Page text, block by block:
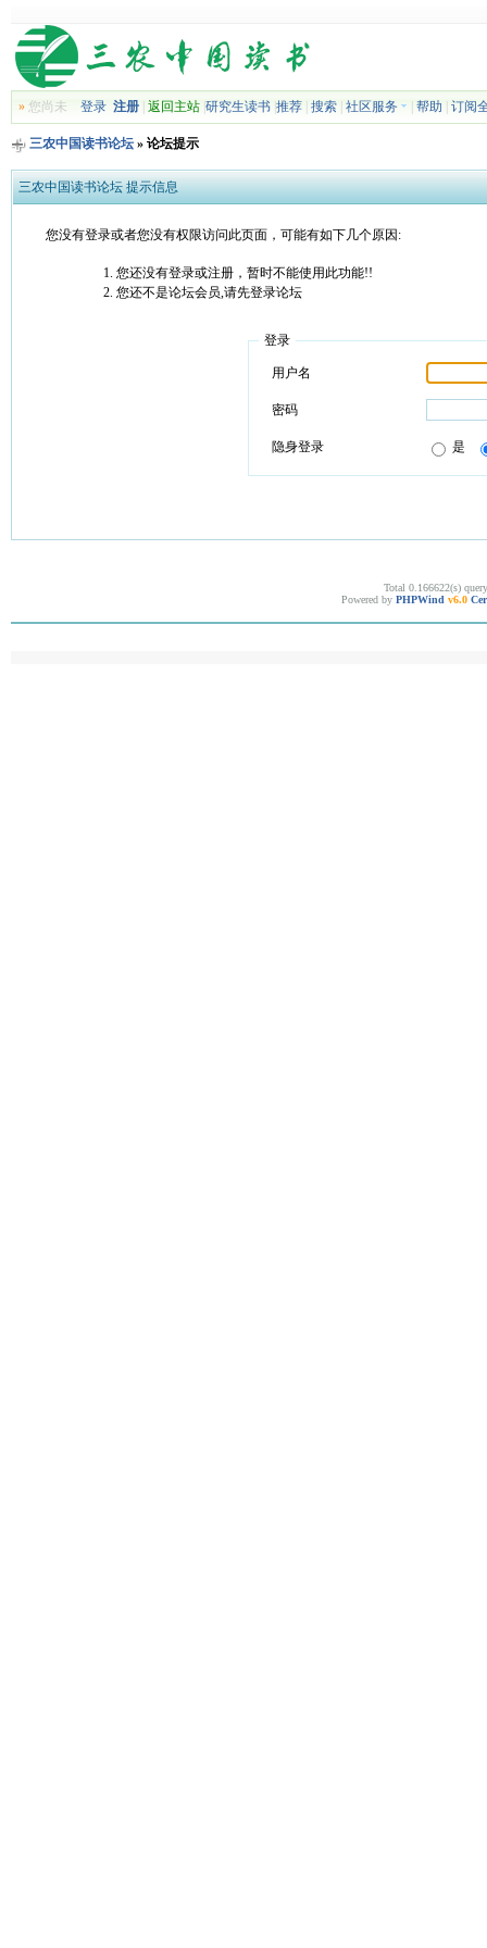
»您尚未 登录 注册| 返回主站| 研究生读书| 推荐| 搜索| 社区服务 帮助 订阅
三农中国读书论坛» 论坛提示
三农中国读书论坛 提示信息
您没有登录或者您没有权限访问此页面，可能有如下几个原因:
您还没有登录或注册，暂时不能使用此功能!!
您还不是论坛会员,请先登录论坛
登录
用户名
密码
隐身登录 是
Total 0.166622(s)
Powered by PHPWind v6.0